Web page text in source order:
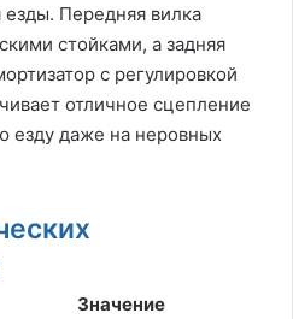
езды. Передняя вилка
стойками, а задняя
с регулировкой
отличное сцепление
езду даже на неровных
Значение